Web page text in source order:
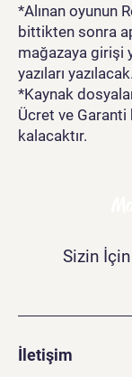
*Alınan oyunun
bittikten sonra
mağazaya girişi
yazıları yazılacak.
*Kaynak
Ücret ve Garanti
kalacaktır.
Sizin
İletişim